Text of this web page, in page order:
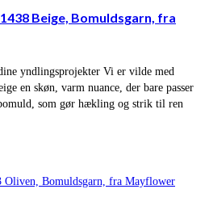
Beige, Bomuldsgarn, fra
yndlingsprojekter Vi er vilde med
en skøn, varm nuance, der bare passer
som gør hækling og strik til ren